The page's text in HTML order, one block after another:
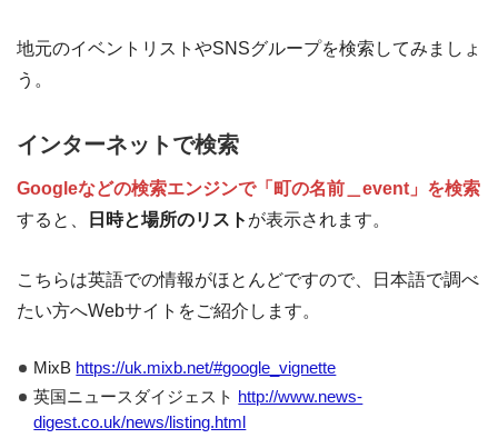
地元のイベントリストやSNSグループを検索してみましょ
う。
インターネットで検索
Googleなどの検索エンジンで「町の名前＿event」を検索
すると、
日時と場所のリスト が表示されます。
こちらは英語での情報がほとんどですので、日本語で調べ
たい方へWebサイトをご紹介します。
MixB https://uk.mixb.net/#google_vignette
英国ニュースダイジェスト http://www.news-
digest.co.uk/news/listing.html